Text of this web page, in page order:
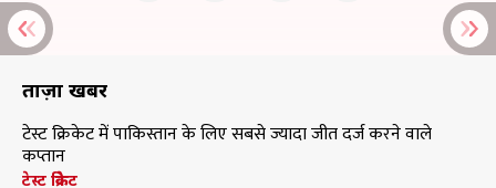
ताज़ा खबरें
टेस्ट क्रिकेट में पाकिस्तान के लिए सबसे ज्यादा जीत दर्ज करने वाले
कप्तान
टेस्ट क्रिकेट